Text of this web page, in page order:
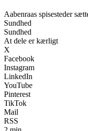
Aabenraas spisesteder
Sundhed
Sundhed
At dele er kærligt
X
Facebook
Instagram
LinkedIn
YouTube
Pinterest
TikTok
Mail
RSS